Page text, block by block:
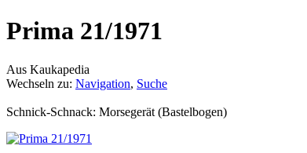
Prima 21/1971
Aus Kaukapedia
Wechseln zu: Navigation, Suche
Schnick-Schnack: Morsegerät (Bastelbogen)